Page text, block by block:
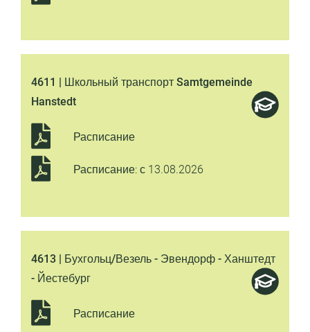
4611 | Школьный транспорт Samtgemeinde
Hanstedt
Расписание
Расписание: с 13.08.2026
4613 | Бухгольц/Везель - Эвендорф - Ханштедт
- Йестебург
Расписание